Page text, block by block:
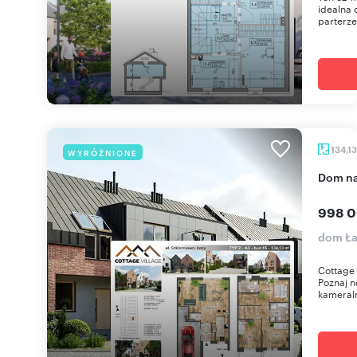
idealna
WYRÓŻNIONE
dom
998
dom
Cottage
Poznaj